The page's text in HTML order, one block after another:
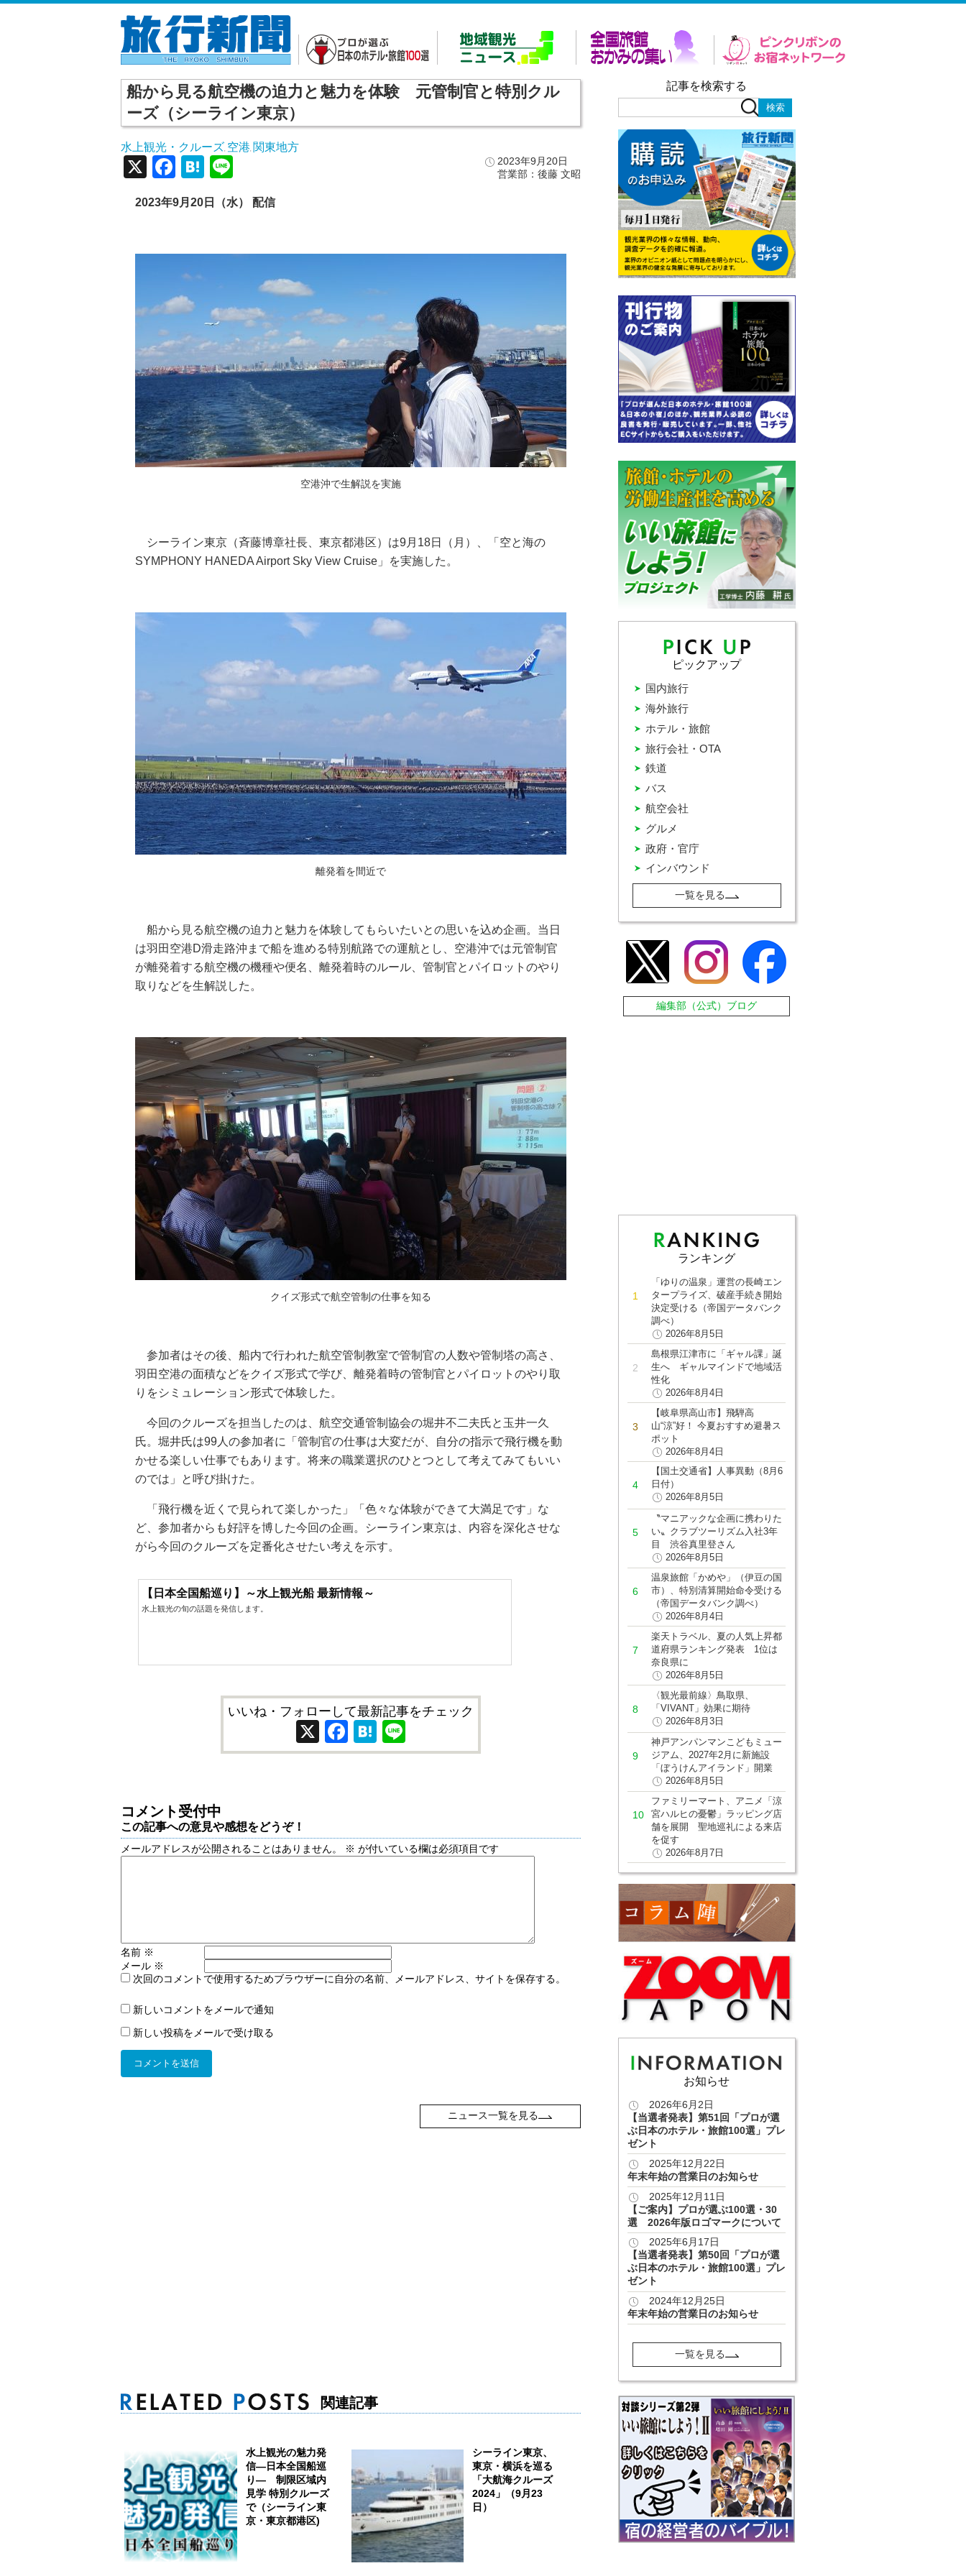
船から見る航空機の迫力と魅力を体験 元管制官と特別クル
ーズ（シーライン東京）
水上観光・クルーズ 空港 関東地方
2023年9月20日
営業部：後藤 文昭
X Facebook
Hatena
2023年9月20日（水） 配信
空港沖で生解説を実施
シーライン東京（斉藤博章社長、東京都港区）は9月18日（月）、「空と海の
SYMPHONY HANEDA Airport Sky View Cruise」を実施した。
離発着を間近で
船から見る航空機の迫力と魅力を体験してもらいたいとの思いを込め企画。当日
は羽田空港D滑走路沖まで船を進める特別航路での運航とし、空港沖では元管制官
が離発着する航空機の機種や便名、離発着時のルール、管制官とパイロットのやり
取りなどを生解説した。
クイズ形式で航空管制の仕事を知る
参加者はその後、船内で行われた航空管制教室で管制官の人数や管制塔の高さ、
羽田空港の面積などをクイズ形式で学び、離発着時の管制官とパイロットのやり取
りをシミュレーション形式で体験した。
今回のクルーズを担当したのは、航空交通管制協会の堀井不二夫氏と玉井一久
氏。堀井氏は99人の参加者に「管制官の仕事は大変だが、自分の指示で飛行機を動
かせる楽しい仕事でもあります。将来の職業選択のひとつとして考えてみてもいい
のでは」と呼び掛けた。
「飛行機を近くで見られて楽しかった」「色々な体験ができて大満足です」な
ど、参加者からも好評を博した今回の企画。シーライン東京は、内容を深化させな
がら今回のクルーズを定番化させたい考えを示す。
【日本全国船巡り】～水上観光船 最新情報～
水上観光の旬の話題を発信します。
いいね・フォローして最新記事をチェック
X Facebook
Hatena
コメント受付中
この記事への意見や感想をどうぞ！
メールアドレスが公開されることはありません。 ※ が付いている欄は必須項目です
名前 ※
メール ※
次回のコメントで使用するためブラウザーに自分の名前、メールアドレス、サイトを保存する。
新しいコメントをメールで通知
新しい投稿をメールで受け取る
ニュース一覧を見る
関連記事
水上観光の魅力発
信―日本全国船巡
り― 制限区域内
見学 特別クルーズ
で（シーライン東
京・東京都港区)
シーライン東京、
東京・横浜を巡る
「大航海クルーズ
2024」（9月23
日）
記事を検索する
ピックアップ
インバウンド
グルメ
バス
ホテル・旅館
国内旅行
政府・官庁
旅行会社・OTA
海外旅行
航空会社
鉄道
一覧を見る
編集部（公式）ブログ
ランキング
「ゆりの温泉」運営の長崎エン
タープライズ、破産手続き開始
決定受ける（帝国データバンク
調べ）
2026年8月5日
島根県江津市に「ギャル課」誕
生へ ギャルマインドで地域活
性化
2026年8月4日
【岐阜県高山市】飛騨高
山“涼”好！ 今夏おすすめ避暑ス
ポット
2026年8月4日
【国土交通省】人事異動（8月6
日付）
2026年8月5日
〝マニアックな企画に携わりた
い〟クラブツーリズム入社3年
目 渋谷真里登さん
2026年8月5日
温泉旅館「かめや」（伊豆の国
市）、特別清算開始命令受ける
（帝国データバンク調べ）
2026年8月4日
楽天トラベル、夏の人気上昇都
道府県ランキング発表 1位は
奈良県に
2026年8月5日
〈観光最前線〉鳥取県、
「VIVANT」効果に期待
2026年8月3日
神戸アンパンマンこどもミュー
ジアム、2027年2月に新施設
「ぼうけんアイランド」開業
2026年8月5日
ファミリーマート、アニメ「涼
宮ハルヒの憂鬱」ラッピング店
舗を展開 聖地巡礼による来店
を促す
2026年8月7日
お知らせ
2026年6月2日
【当選者発表】第51回「プロが選
ぶ日本のホテル・旅館100選」プレ
ゼント
2025年12月22日
年末年始の営業日のお知らせ
2025年12月11日
【ご案内】プロが選ぶ100選・30
選 2026年版ロゴマークについて
2025年6月17日
【当選者発表】第50回「プロが選
ぶ日本のホテル・旅館100選」プレ
ゼント
2024年12月25日
年末年始の営業日のお知らせ
一覧を見る